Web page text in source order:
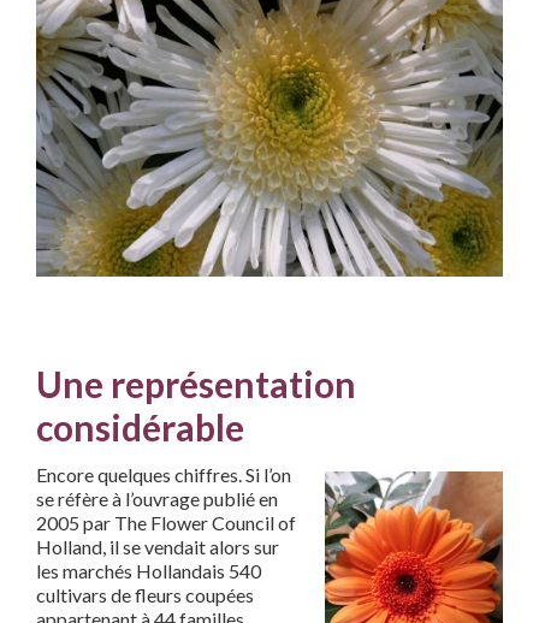
Une représentation
considérable
Encore quelques chiffres. Si l’on
se réfère à l’ouvrage publié en
2005 par The Flower Council of
Holland, il se vendait alors sur
les marchés Hollandais 540
cultivars de fleurs coupées